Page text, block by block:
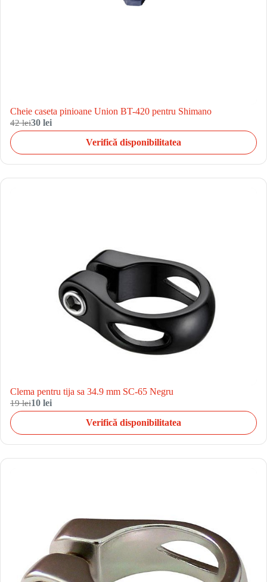
Cheie caseta pinioane Union BT-420 pentru Shimano
42 lei30 lei
Verifică disponibilitatea
Clema pentru tija sa 34.9 mm SC-65 Negru
19 lei10 lei
Verifică disponibilitatea